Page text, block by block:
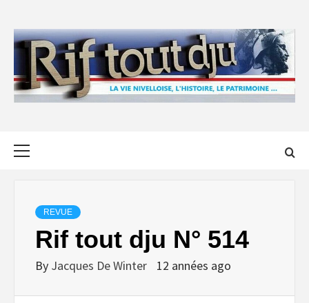
content
REVUE
Rif tout dju N° 514
By Jacques De Winter 12 années ago